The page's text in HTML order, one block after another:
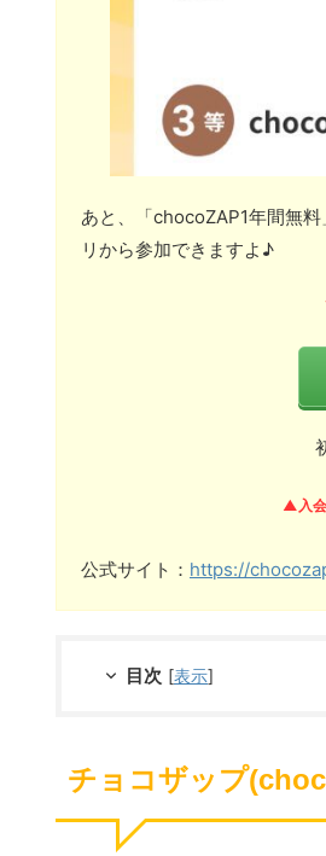
あと、「chocoZAP1年間無
リから参加できますよ♪
▲入会
公式サイト： https://
目次 [表示]
チョコザップ